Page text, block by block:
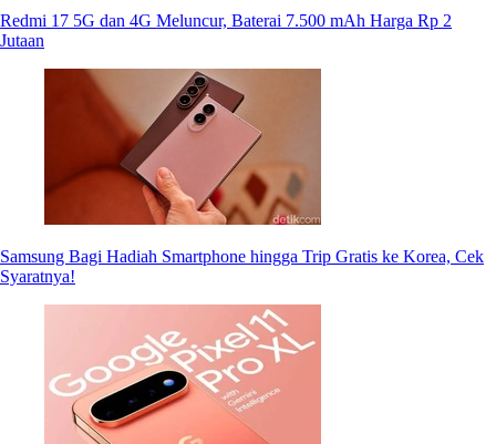
Redmi 17 5G dan 4G Meluncur, Baterai 7.500 mAh Harga Rp 2
Jutaan
Samsung Bagi Hadiah Smartphone hingga Trip Gratis ke Korea, Cek
Syaratnya!